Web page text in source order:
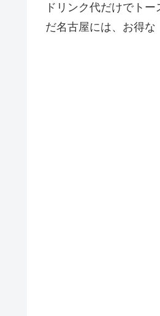
ドリンク代だけでト
だ名古屋には、お得な